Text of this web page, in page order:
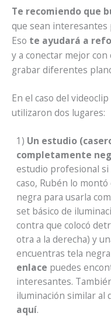
Te recomiendo que
que sean interesantes
Eso te ayudará a
y a conectar mejor
grabar diferentes
En el caso del
utilizaron dos lugares:
1) Un estudio
completamente
estudio profesional si
caso, Rubén lo
negra para usarla
set básico de
contra que colocó
otra a la derecha) y
encuentras tela
enlace puedes
interesantes.
iluminación similar al
aquí.